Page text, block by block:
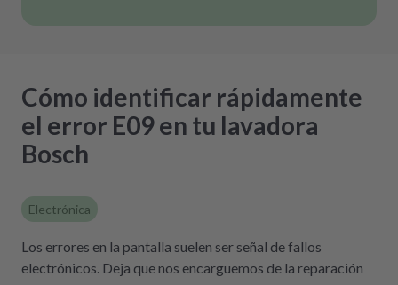
Cómo identificar rápidamente
el error E09 en tu lavadora
Bosch
Electrónica
Los errores en la pantalla suelen ser señal de fallos
electrónicos. Deja que nos encarguemos de la reparación